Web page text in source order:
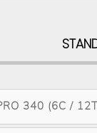
340 (6C /